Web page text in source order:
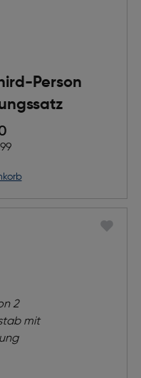
Person
Rabatts
Preis